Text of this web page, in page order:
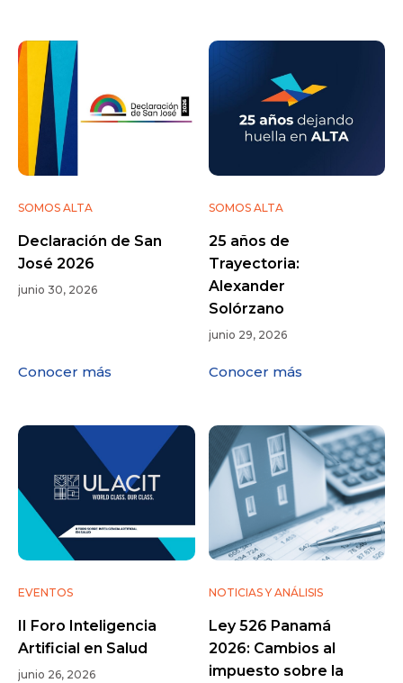
SOMOS ALTA
Declaración de San
José 2026
junio 30, 2026
Conocer más
SOMOS ALTA
25 años de
Trayectoria:
Alexander
Solórzano
junio 29, 2026
Conocer más
EVENTOS
II Foro Inteligencia
Artificial en Salud
junio 26, 2026
NOTICIAS Y ANÁLISIS
Ley 526 Panamá
2026: Cambios al
impuesto sobre la